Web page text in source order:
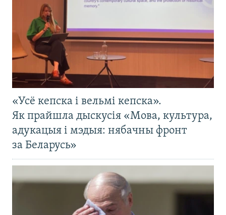
«Усё кепска і вельмі кепска».
Як прайшла дыскусія «Мова, культура,
адукацыя і мэдыя: нябачны фронт
за Беларусь»